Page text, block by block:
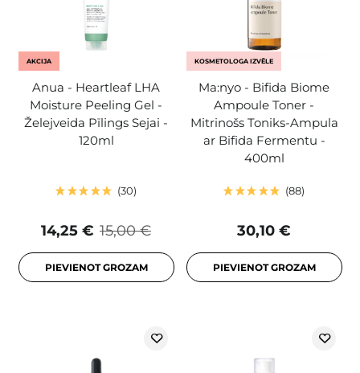
AKCIJA
Anua - Heartleaf LHA
Moisture Peeling Gel -
Želejveida Pīlings Sejai -
120ml
30
15,00 €
14,25 €
PIEVIENOT GROZAM
KOSMETOLOGA IZVĒLE
Ma:nyo - Bifida Biome
Ampoule Toner -
Mitrinošs Toniks-Ampula
ar Bifida Fermentu -
400ml
88
30,10 €
PIEVIENOT GROZAM